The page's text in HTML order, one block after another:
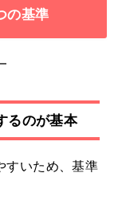
の基準
るのが基本
すいため、基準